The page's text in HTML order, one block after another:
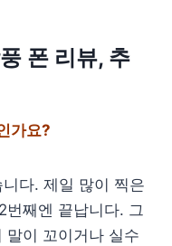
폰 리뷰, 추
가요?
다. 제일 많이 찍은
째엔 끝납니다. 그
말이 꼬이거나 실수